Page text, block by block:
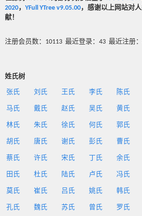
2020， YFull YTree v9.05.00，感谢以上网站对
献！
注册会员数：10113 最近登录：43 最近注册
姓氏树
张氏 刘氏 王氏 李氏 陈氏
马氏 戴氏 赵氏 吴氏 黄氏
林氏 朱氏 徐氏 何氏 郭氏
胡氏 唐氏 谢氏 彭氏 曹氏
蔡氏 许氏 宋氏 丁氏 余氏
田氏 杜氏 陆氏 卢氏 冯氏
莫氏 崔氏 吕氏 姚氏 韩氏
孔氏 魏氏 苏氏 曾氏 罗氏